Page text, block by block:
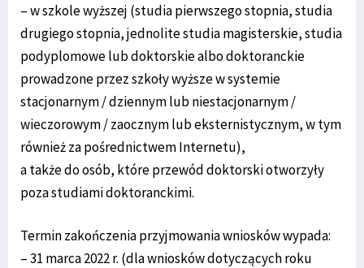
– w szkole wyższej (studia pierwszego stopnia, studia
drugiego stopnia, jednolite studia magisterskie, studia
podyplomowe lub doktorskie albo doktoranckie
prowadzone przez szkoły wyższe w systemie
stacjonarnym / dziennym lub niestacjonarnym /
wieczorowym / zaocznym lub eksternistycznym, w tym
również za pośrednictwem Internetu),
a także do osób, które przewód doktorski otworzyły
poza studiami doktoranckimi.
Termin zakończenia przyjmowania wniosków wypada:
– 31 marca 2022 r. (dla wniosków dotyczących roku